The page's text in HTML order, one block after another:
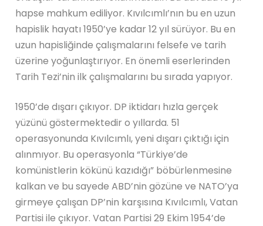
hapse mahkum ediliyor. Kıvılcımlı’nın bu en uzun
hapislik hayatı 1950’ye kadar 12 yıl sürüyor. Bu en
uzun hapisliğinde çalışmalarını felsefe ve tarih
üzerine yoğunlaştırıyor. En önemli eserlerinden
Tarih Tezi’nin ilk çalışmalarını bu sırada yapıyor.
1950’de dışarı çıkıyor. DP iktidarı hızla gerçek
yüzünü göstermektedir o yıllarda. 51
operasyonunda Kıvılcımlı, yeni dışarı çıktığı için
alınmıyor. Bu operasyonla “Türkiye’de
komünistlerin kökünü kazıdığı” böbürlenmesine
kalkan ve bu sayede ABD’nin gözüne ve NATO’ya
girmeye çalışan DP’nin karşısına Kıvılcımlı, Vatan
Partisi ile çıkıyor. Vatan Partisi 29 Ekim 1954’de